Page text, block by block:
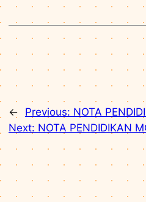
← Previous: NOTA
Next: NOTA PENDIDIKAN